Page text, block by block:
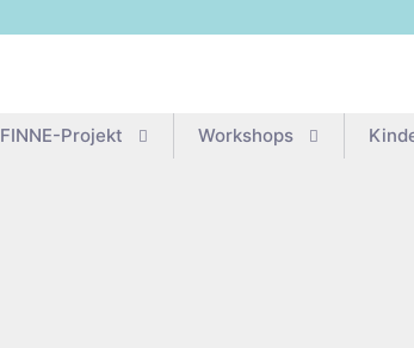
FIN­­NE-Pro­­jekt Work­shops